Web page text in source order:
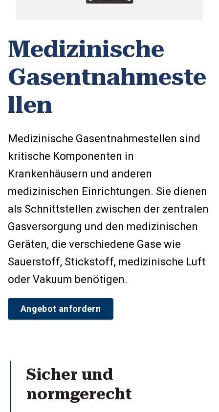
Medizinische
Gasentnahmeste
llen
Medizinische Gasentnahmestellen sind
kritische Komponenten in
Krankenhäusern und anderen
medizinischen Einrichtungen. Sie dienen
als Schnittstellen zwischen der zentralen
Gasversorgung und den medizinischen
Geräten, die verschiedene Gase wie
Sauerstoff, Stickstoff, medizinische Luft
oder Vakuum benötigen.
Angebot anfordern
Sicher und
normgerecht